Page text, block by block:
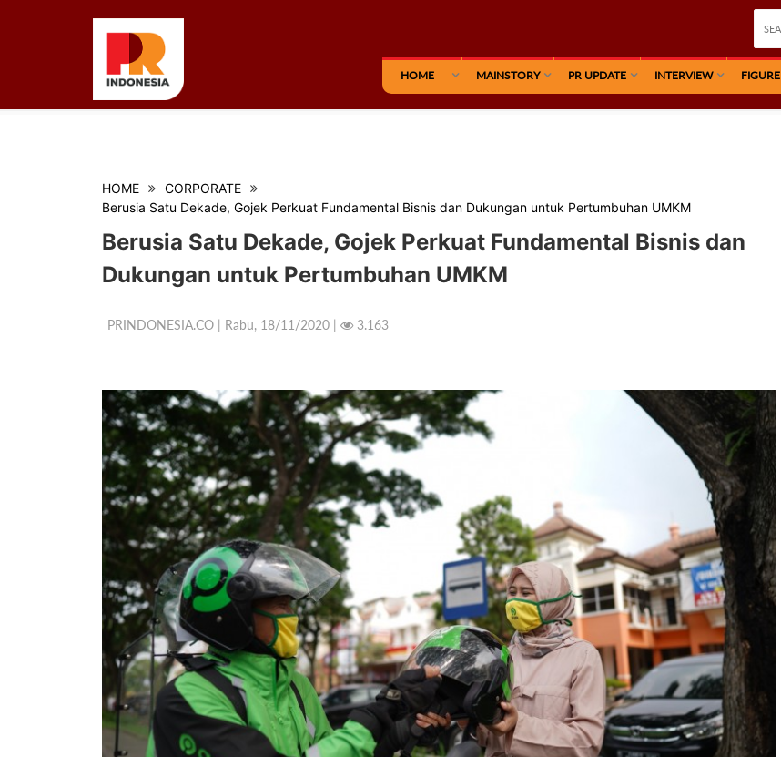
HOME MAINSTORY PR UPDATE INTERVIEW FIGURE
HOME
CORPORATE
Berusia Satu Dekade, Gojek Perkuat Fundamental Bisnis dan Dukungan untuk Pertumbuhan UMKM
Berusia Satu Dekade, Gojek Perkuat Fundamental Bisnis dan
Dukungan untuk Pertumbuhan UMKM
PRINDONESIA.CO | Rabu, 18/11/2020 | 3.163